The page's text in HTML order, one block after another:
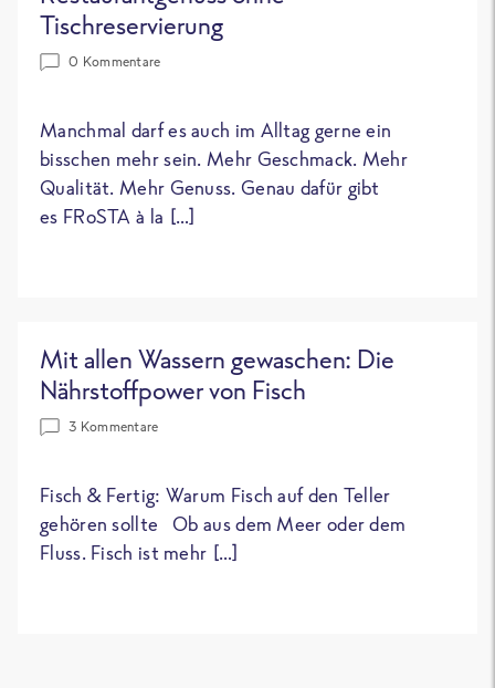
Tischreservierung
0 Kommentare
Manchmal darf es auch im Alltag gerne ein
bisschen mehr sein. Mehr Geschmack. Mehr
Qualität. Mehr Genuss. Genau dafür gibt
es FRoSTA à la […]
Mit allen Wassern gewaschen: Die
Nährstoffpower von Fisch
3 Kommentare
Fisch & Fertig: Warum Fisch auf den Teller
gehören sollte Ob aus dem Meer oder dem
Fluss. Fisch ist mehr […]